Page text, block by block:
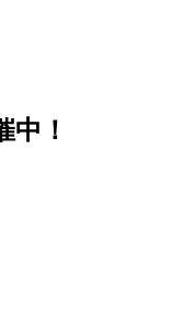
中！